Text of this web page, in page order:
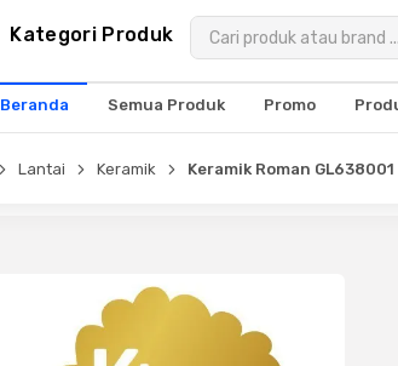
Kategori Produk
Beranda Semua Produk Promo
Lantai Keramik Keramik Roman